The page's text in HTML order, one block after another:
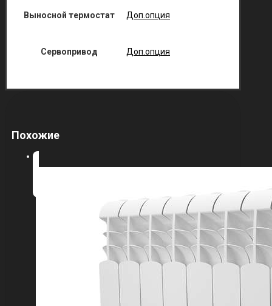
Выносной термостат Доп.опция
Сервопривод Доп.опция
Похожие